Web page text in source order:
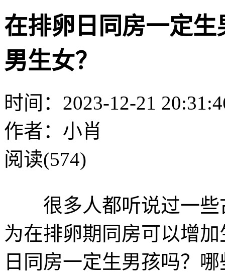
在排卵日同房一定
男生女？
时间：2023-12-21
作者：小肖
阅读(574)
很多人都听说过一些
为在排卵期同房可以增
日同房一定生男孩吗？